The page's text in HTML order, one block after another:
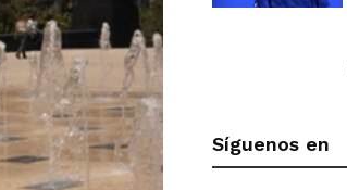
Síguenos en